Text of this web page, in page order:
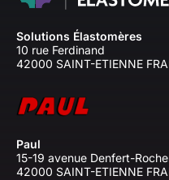
Solutions Élastomères
10 rue Ferdinand
42000 SAINT-ETIENNE
Paul
15-19 avenue Denfert-
42000 SAINT-ETIENNE